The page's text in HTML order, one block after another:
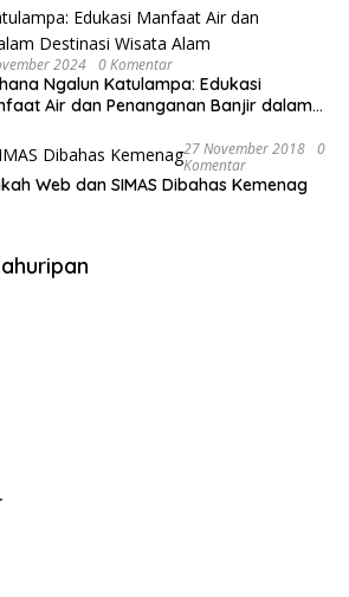
2024 0 Komentar
Ngalun Katulampa: Edukasi
Air dan Penanganan Banjir dalam
27 November 2018 0
Komentar
Web dan SIMAS Dibahas Kemenag